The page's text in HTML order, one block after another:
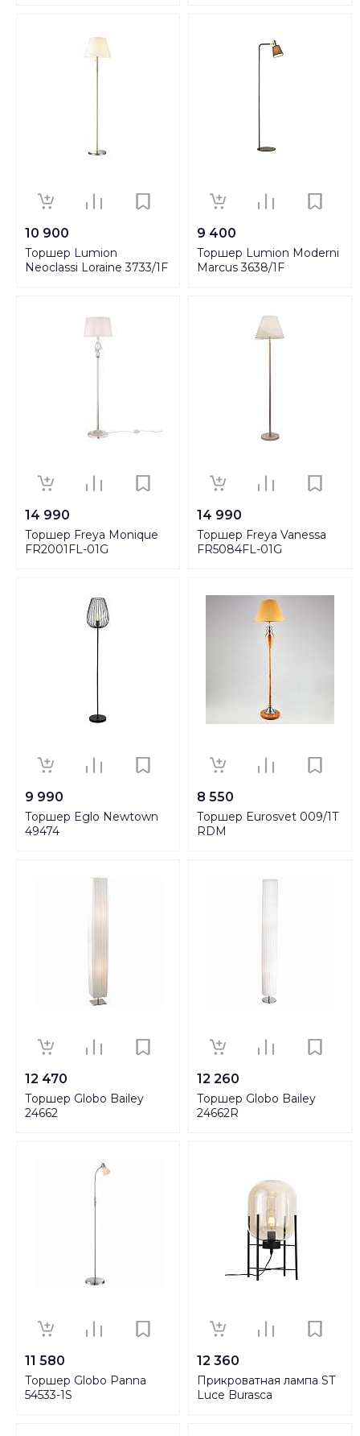
10 900
Торшер Lumion
Neoclassi Loraine 3733/1F
9 400
Торшер Lumion Moderni
Marcus 3638/1F
14 990
Торшер Freya Monique
FR2001FL-01G
14 990
Торшер Freya Vanessa
FR5084FL-01G
9 990
Торшер Eglo Newtown
49474
8 550
Торшер Eurosvet 009/1T
RDM
12 470
Торшер Globo Bailey
24662
12 260
Торшер Globo Bailey
24662R
11 580
Торшер Globo Panna
54533-1S
12 360
Прикроватная лампа ST
Luce Burasca